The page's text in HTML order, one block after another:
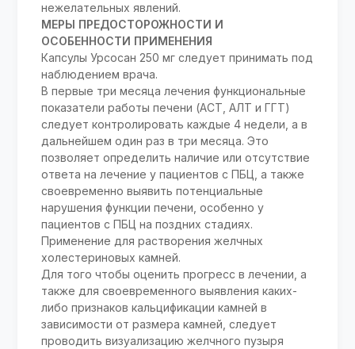
нежелательных явлений.
МЕРЫ ПРЕДОСТОРОЖНОСТИ И
ОСОБЕННОСТИ ПРИМЕНЕНИЯ
Капсулы Урсосан 250 мг следует принимать под
наблюдением врача.
В первые три месяца лечения функциональные
показатели работы печени (АСТ, АЛТ и ГГТ)
следует контролировать каждые 4 недели, а в
дальнейшем один раз в три месяца. Это
позволяет определить наличие или отсутствие
ответа на лечение у пациентов с ПБЦ, а также
своевременно выявить потенциальные
нарушения функции печени, особенно у
пациентов с ПБЦ на поздних стадиях.
Применение для растворения желчных
холестериновых камней.
Для того чтобы оценить прогресс в лечении, а
также для своевременного выявления каких-
либо признаков кальцификации камней в
зависимости от размера камней, следует
проводить визуализацию желчного пузыря